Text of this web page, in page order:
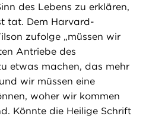
des Lebens zu erklären,
tat. Dem Harvard-
zufolge „müssen wir
Antriebe des
etwas machen, das mehr
wir müssen eine
woher wir kommen
Könnte die Heilige Schrift